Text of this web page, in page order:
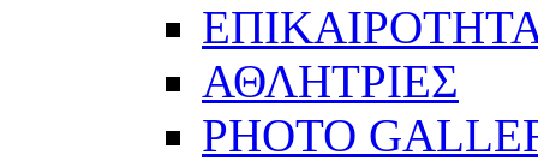
ΑΘΛΗΤΡΙΕΣ
PHOTO